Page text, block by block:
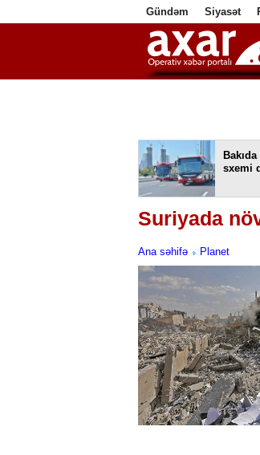
Gündəm Siyasət
sxemi
Suriyada
Ana səhifə Planet